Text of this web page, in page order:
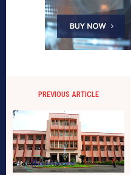
PREVIOUS ARTICLE